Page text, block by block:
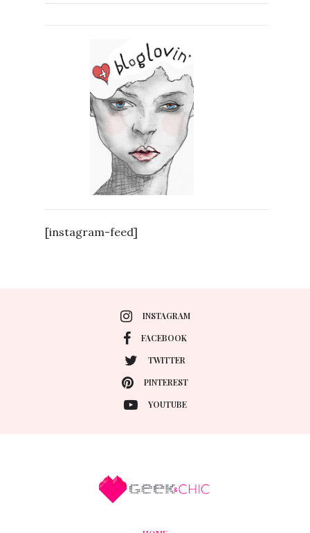
[instagram-feed]
INSTAGRAM
FACEBOOK
TWITTER
PINTEREST
YOUTUBE